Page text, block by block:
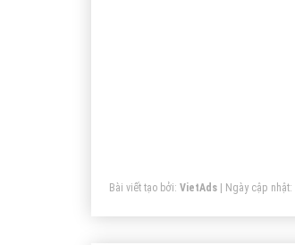
Bài viết tạo bởi: VietAds | Ngày cập nhật: